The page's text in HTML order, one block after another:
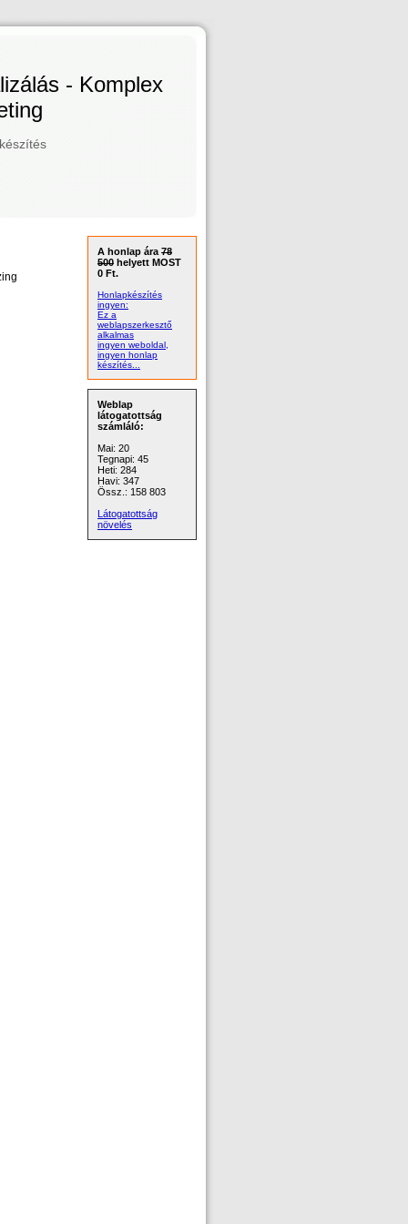
- Komplex
A honlap ára 78
500 helyett MOST
0 Ft.
Honlapkészítés
ingyen:
Ez a
weblapszerkesztő
alkalmas
ingyen weboldal,
ingyen honlap
készítés...
Weblap
látogatottság
számláló:
Mai: 20
Tegnapi: 45
Heti: 284
Havi: 347
Össz.: 158 803
Látogatottság
növelés